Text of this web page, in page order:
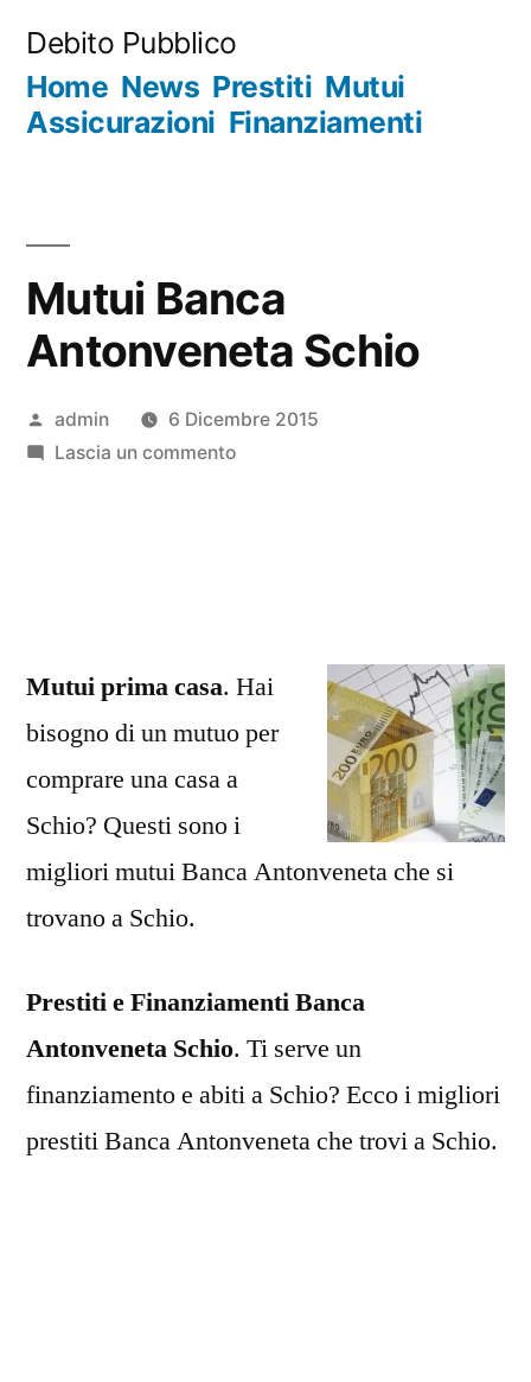
contenuto
Debito Pubblico
Home News Prestiti Mutui
Assicurazioni Finanziamenti
Mutui Banca
Antonveneta Schio
Pubblicato
da
admin
6 Dicembre 2015
Lascia un commentosu
Mutui prima casa. Hai
bisogno di un mutuo per
comprare una casa a
Schio? Questi sono i
migliori mutui Banca Antonveneta che si
trovano a Schio.
Prestiti e Finanziamenti Banca
Antonveneta Schio. Ti serve un
finanziamento e abiti a Schio? Ecco i migliori
prestiti Banca Antonveneta che trovi a Schio.